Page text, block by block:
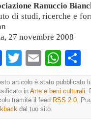
Ranuccio
di studi, ricerche e
27 novembre 2008
Facebook
TwitterEmail
articolo è stato pubblicato
inArte e beni culturali
tramite il feed RSS 2.0 .
dal tuo sito.